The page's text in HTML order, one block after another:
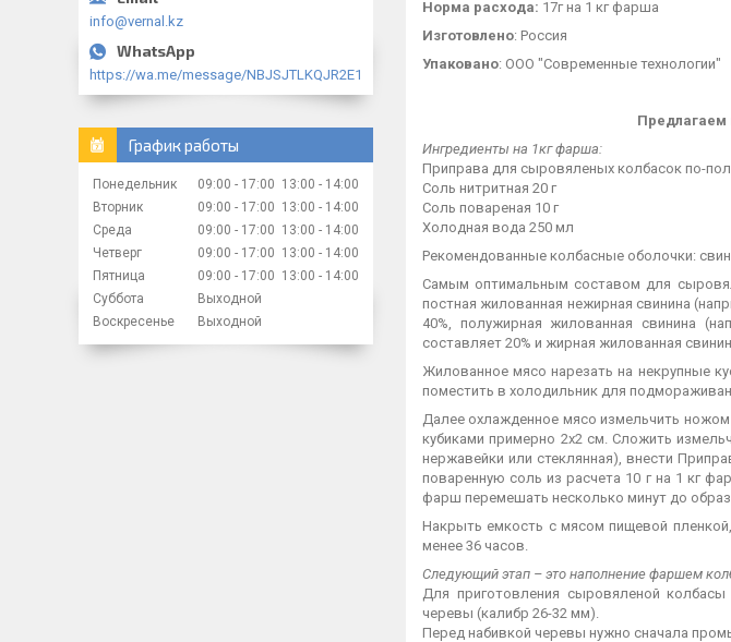
Норма расхода: 17г на 1 кг фарша
Изготовлено: Россия
Упаковано: ООО "Современные технологии"
Предлагаем
Ингредиенты на 1кг фарша:
Приправа для сыровяленых колбасок по-
Соль нитритная 20 г
Соль повареная 10 г
Холодная вода 250 мл
Рекомендованные колбасные оболочки:
Самым оптимальным составом для
постная жилованная нежирная свинина
40%, полужирная жилованная свинина
составляет 20% и жирная жилованная
Жилованное мясо нарезать на некрупные
поместить в холодильник для
Далее охлажденное мясо измельчить
кубиками примерно 2х2 см. Сложить
нержавейки или стеклянная), внести
поваренную соль из расчета 10 г на 1 кг
фарш перемешать несколько минут до
Накрыть емкость с мясом пищевой
менее 36 часов.
Следующий этап – это наполнение фаршем
Для приготовления сыровяленой
черевы (калибр 26-32 мм).
Перед набивкой черевы нужно сначала
info@vernal.kz
https://wa.me/message/NBJSJTLKQJR2E1
График работы
Понедельник 09:00 17:00 13:00
14:00
Вторник
09:00 17:00 13:00
14:00
Среда
09:00 17:00 13:00
14:00
Четверг
09:00 17:00 13:00
14:00
Пятница
09:00 17:00 13:00
14:00
Суббота
Выходной
Воскресенье
Выходной